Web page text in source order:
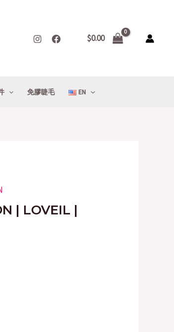
$0.00
免膠睫毛 EN
| LOVEIL |